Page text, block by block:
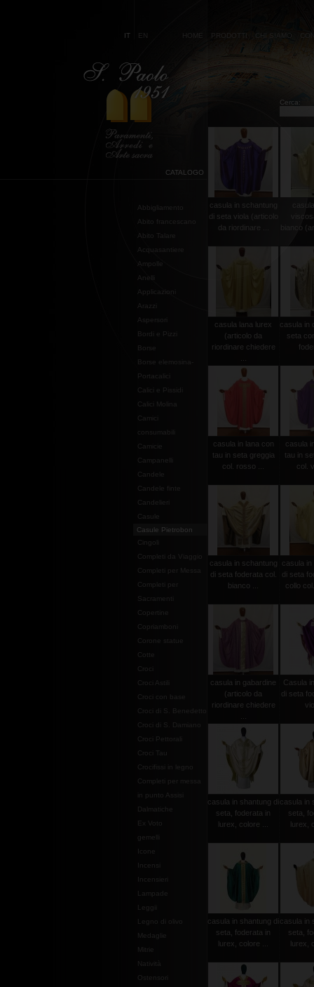
IT EN HOME PRODOTTI CHI SIAMO
Cerca:
CATALOGO
Abbigliamento
Abito francescano
Abito Talare
Acquasantiere
Ampolle
Anelli
Applicazioni
Arazzi
Aspersori
Bordi e Pizzi
Borse
Borse elemosina-
Portacalici
Calici e Pissidi
Calici Molina
Campanelli
Candele
Candele finte
Candelieri
Casule
Casule Pietrobon
Cingoli
Completi da Viaggio
Completi per Messa
Completi per
Sacramenti
Copertine
Copriamboni
Corone statue
Cotte
Croci
Croci Astili
Croci con base
Croci di S. Benedetto
Croci di S. Damiano
Croci Pettorali
Croci Tau
Crocifissi in legno
Completi per messa
in punto Assisi
Dalmatiche
Ex Voto
gemelli
Leggii
Legno di olivo
Medaglie
Mitrie
Natività
Ostensori
casula in schantung
di seta viola (articolo
da riordinare ...
bianco
casula lana lurex
(articolo da
riordinare chiedere
casula in
seta
casula in lana con
tau in seta greggia
col. rosso ...
casula
tau in
col.
casula in schantung
di seta foderata col.
bianco ...
casula
di seta
collo
casula in gabardine
(articolo da
riordinare chiedere
Casula
di seta
casula in shantung di
seta, foderata in
lurex, colore ...
casula in
seta,
lurex,
casula in shantung di
seta, foderata in
lurex, colore ...
casula in
seta,
lurex,